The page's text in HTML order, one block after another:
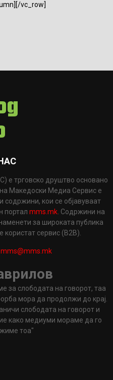
vc_row]
е трговско друштво основано
Македоски Медиа Сервис е
содржини, кои се објавуваат
портал mms.mk . Содржини на
за широката публика
користат сервис (B2B).
mms@mms.mk
за слободата на говорот, таа
мора да продолжи до крај.
слободата на говорот и
како медиуми мораме да го
тоа"